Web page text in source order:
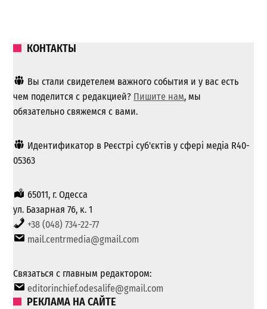
КОНТАКТЫ
Вы стали свидетелем важного события и у вас есть
чем поделится с редакцией? Пишите нам, мы
обязательно свяжемся с вами.
Идентификатор в Реєстрі суб'єктів у сфері медіа R40-
05363
65011, г. Одесса
ул. Базарная 76, к. 1
+38 (048) 734-22-77
mail.centrmedia@gmail.com
Связаться с главным редактором:
editorinchief.odesalife@gmail.com
РЕКЛАМА НА САЙТЕ